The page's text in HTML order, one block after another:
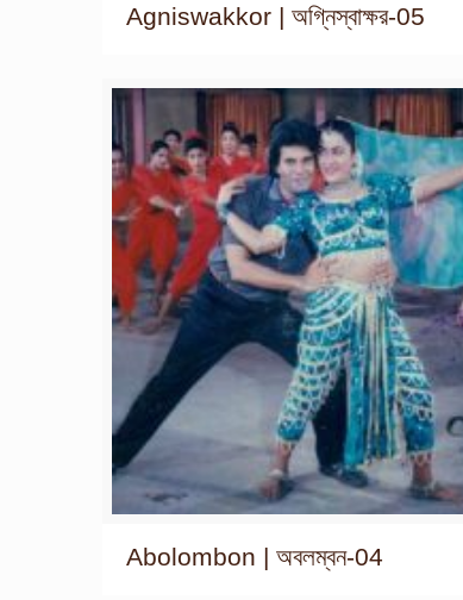
Agniswakkor | অগ্নিস্বাক্ষর-05
Abolombon | অবলম্বন-04